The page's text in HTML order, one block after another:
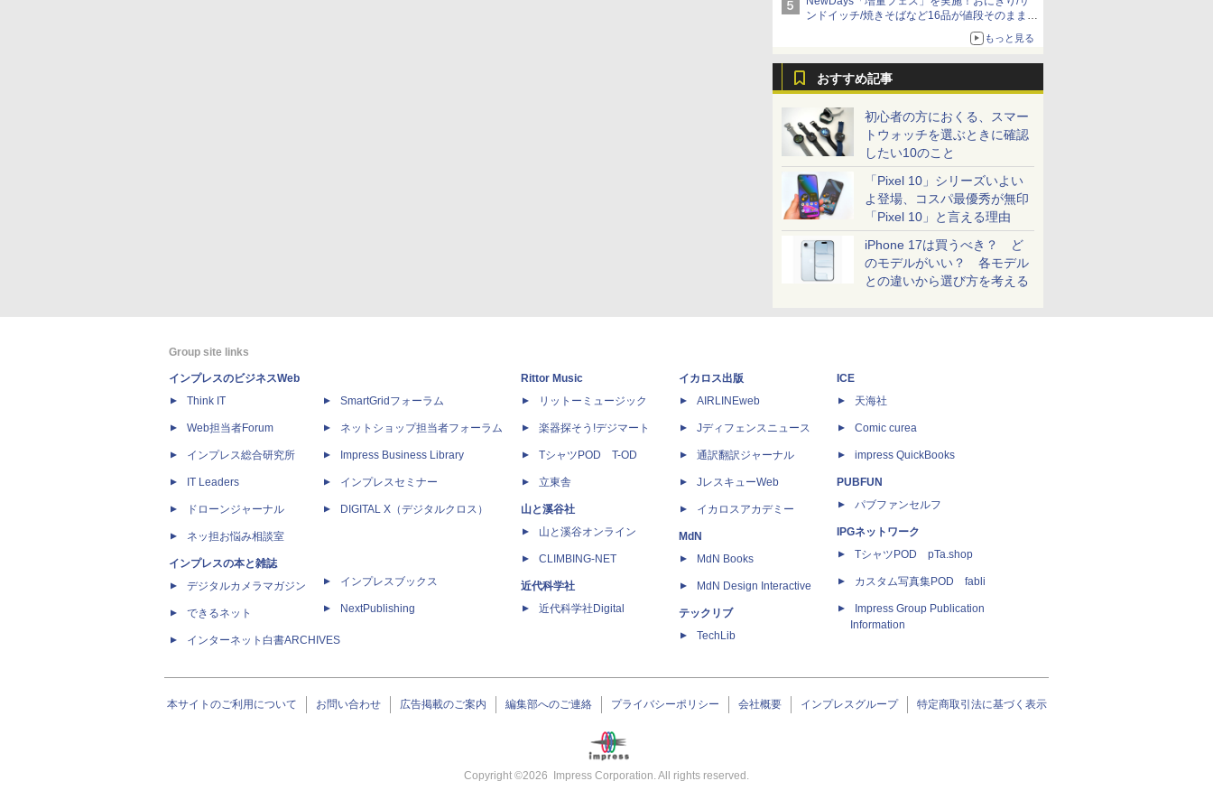
ンドイッチ/焼きそばなど16品が値段そのままで
もっと見る
おすすめ記事
初心者の方におくる、スマー
トウォッチを選ぶときに確認
したい10のこと
「Pixel 10」シリーズいよい
よ登場、コスパ最優秀が無印
「Pixel 10」と言える理由
iPhone 17は買うべき？ ど
のモデルがいい？ 各モデル
との違いから選び方を考える
Group site links
インプレスのビジネスWeb
Think IT
Web担当者Forum
インプレス総合研究所
IT Leaders
ドローンジャーナル
ネッ担お悩み相談室
インプレスの本と雑誌
デジタルカメラマガジン
できるネット
インターネット白書ARCHIVES
SmartGridフォーラム
ネットショップ担当者フォーラム
Impress Business Library
インプレスセミナー
DIGITAL X（デジタルクロス）
インプレスブックス
NextPublishing
Rittor Music
リットーミュージック
楽器探そう!デジマート
TシャツPOD T-OD
立東舎
山と溪谷社
山と溪谷オンライン
CLIMBING-NET
近代科学社
近代科学社Digital
イカロス出版
AIRLINEweb
Jディフェンスニュース
通訳翻訳ジャーナル
JレスキューWeb
イカロスアカデミー
MdN
MdN Books
MdN Design Interactive
テックリブ
TechLib
ICE
天海社
Comic curea
impress QuickBooks
PUBFUN
パブファンセルフ
IPGネットワーク
TシャツPOD pTa.shop
カスタム写真集POD fabli
Impress Group Publication
Information
本サイトのご利用について お問い合わせ 広告掲載のご案内 編集部へのご連絡 プライバシーポリシー 会社概要 インプレスグループ 特定商取引法に基づく表示
Copyright ©2026 Impress Corporation. All rights reserved.